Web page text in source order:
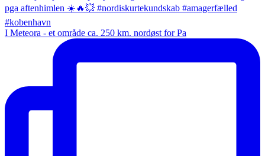
I Meteora - et område ca. 250 km. nordøst for Pa